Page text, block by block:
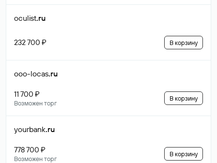
oculist.ru
232 700 ₽ В корзину
ooo-locas.ru
11 700 ₽
Возможен торг
В корзину
yourbank.ru
778 700 ₽
Возможен торг
В корзину